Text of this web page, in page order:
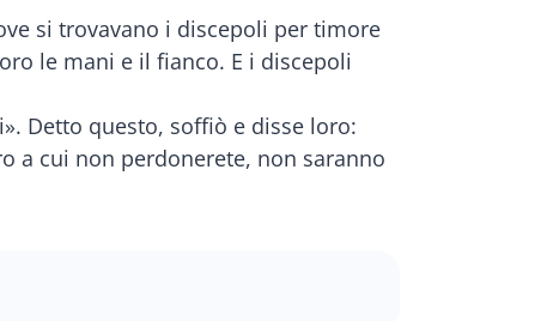
si trovavano i discepoli per timore
le mani e il fianco. E i discepoli
Detto questo, soffiò e disse loro:
a cui non perdonerete, non saranno